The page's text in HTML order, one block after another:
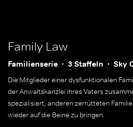
Family Law
Familienserie 3 Staffeln Sky
Die Mitglieder einer dysfunktionalen
der Anwaltskanzlei ihres Vaters
spezialisiert, anderen zerrütteten
wieder auf die Beine zu bringen.